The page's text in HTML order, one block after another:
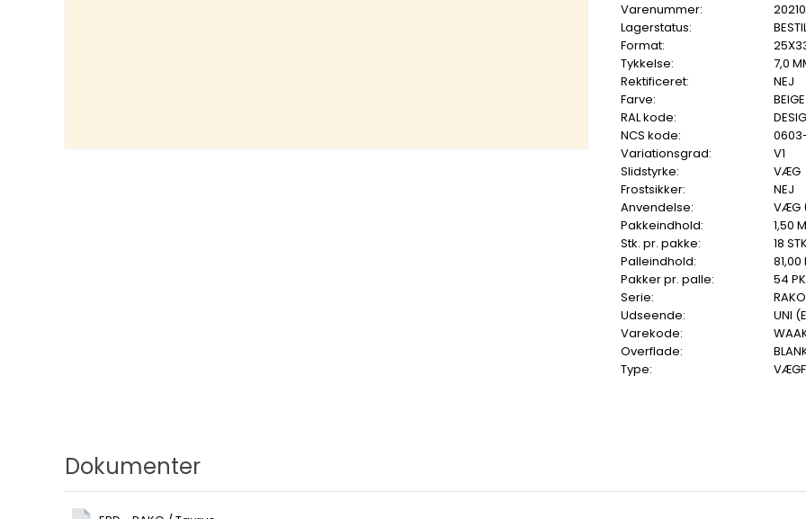
Varenummer:
Lagerstatus:
Format:
Tykkelse:
7,0
Rektificeret:
NEJ
Farve:
BEIGE
RAL kode:
NCS kode:
Variationsgrad:
V1
Slidstyrke:
VÆG
Frostsikker:
NEJ
Anvendelse:
VÆG
Pakkeindhold:
1,50
Stk. pr. pakke:
18
Palleindhold:
81,00
Pakker pr. palle:
54
Serie:
Udseende:
UNI
Varekode:
Overflade:
Type:
Dokumenter